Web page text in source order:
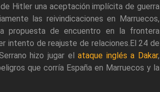
Hitler una aceptación implícita de guerra
las reivindicaciones en Marruecos,
propuesta de encuentro en la frontera
intento de reajuste de relaciones.El 24 de
hizo jugar elataque inglés a Dakar,
que corría España en Marruecos y la